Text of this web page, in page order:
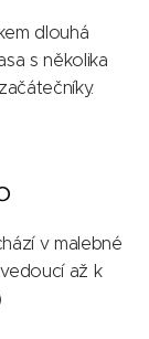
dlouhá
s několika
v malebné
až k